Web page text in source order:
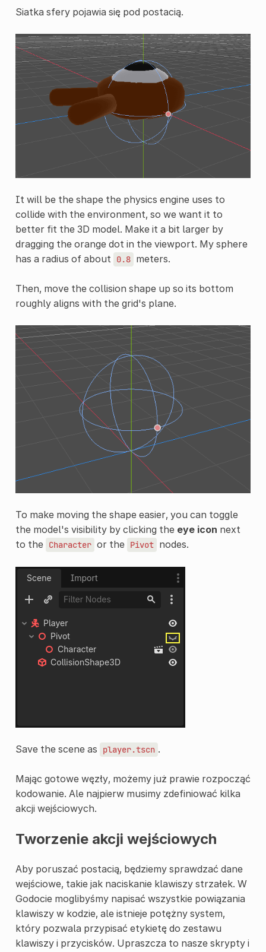
Siatka sfery pojawia się pod postacią.
It will be the shape the physics engine uses to
collide with the environment, so we want it to
better fit the 3D model. Make it a bit larger by
dragging the orange dot in the viewport. My sphere
has a radius of about 0.8 meters.
Then, move the collision shape up so its bottom
roughly aligns with the grid's plane.
To make moving the shape easier, you can toggle
the model's visibility by clicking the eye icon next
to the Character or the Pivot nodes.
Save the scene as player.tscn .
Mając gotowe węzły, możemy już prawie rozpocząć
kodowanie. Ale najpierw musimy zdefiniować kilka
akcji wejściowych.
Tworzenie akcji wejściowych
Aby poruszać postacią, będziemy sprawdzać dane
wejściowe, takie jak naciskanie klawiszy strzałek. W
Godocie moglibyśmy napisać wszystkie powiązania
klawiszy w kodzie, ale istnieje potężny system,
który pozwala przypisać etykietę do zestawu
klawiszy i przycisków. Upraszcza to nasze skrypty i